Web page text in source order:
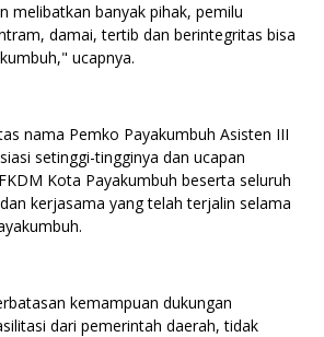
melibatkan banyak pihak, pemilu
damai, tertib dan berintegritas bisa
ucapnya.
nama Pemko Payakumbuh Asisten III
setinggi-tingginya dan ucapan
Kota Payakumbuh beserta seluruh
kerjasama yang telah terjalin selama
kemampuan dukungan
dari pemerintah daerah, tidak